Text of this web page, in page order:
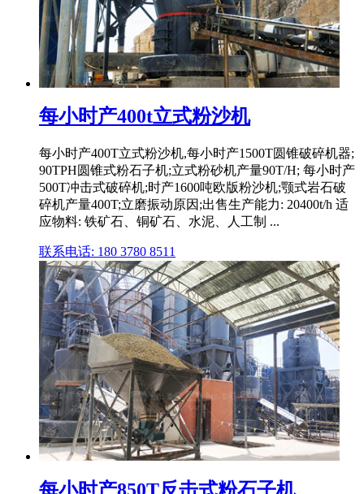
每小时产400t立式粉沙机
每小时产400T立式粉沙机,每小时产1500T圆锥破碎机器;
90TPH圆锥式粉石子机;立式粉砂机产量90T/H; 每小时产
500T冲击式破碎机;时产1600吨欧版粉沙机;颚式岩石破
碎机产量400T;立磨振动原因;出售生产能力: 20400t/h 适
应物料: 铁矿石、铜矿石、水泥、人工制 ...
联系电话: 180 3780 8511